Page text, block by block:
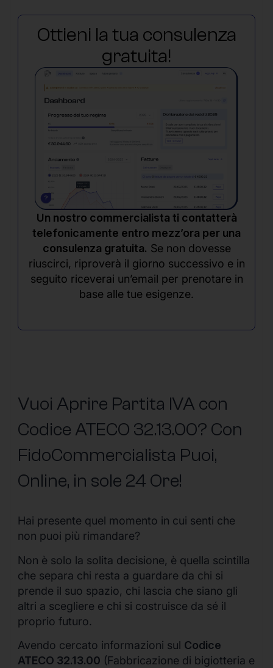
Ottieni la tua consulenza
gratuita!
Un nostro commercialista ti contatterà
telefonicamente entro mezz’ora per una
consulenza gratuita. Se non dovesse
riuscirci, riproverà il giorno successivo e in
seguito riceverai un’email per prenotare in
base alle tue esigenze.
Vuoi Aprire Partita IVA con
Codice ATECO 32.13.00? Con
FidoCommercialista Puoi,
Online, in sole 24 Ore!
Hai presente quel momento in cui senti che
non puoi più rimandare?
Non è solo la solita decisione, è quella scintilla
che separa chi resta a guardare da chi si
prende il suo spazio, chi lascia che siano gli
altri a scegliere e chi si costruisce da sé il
proprio futuro.
Avendo cercato informazioni sul Codice
ATECO 32.13.00 (Fabbricazione di bigiotteria e